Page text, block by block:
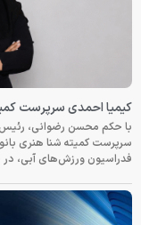
کیمیا احمدی سرپرست
با حکم محسن رضوانی، رئیس
سرپرست کمیته شنا هنری
فدراسیون ورزش‌های آبی، در